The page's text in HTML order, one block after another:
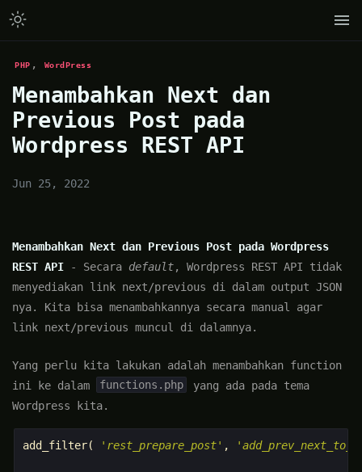
PHP , WordPress
Menambahkan Next dan
Previous Post pada
Wordpress REST API
Jun 25, 2022
Menambahkan Next dan Previous Post pada Wordpress
REST API - Secara default, Wordpress REST API tidak
menyediakan link next/previous di dalam output JSON
nya. Kita bisa menambahkannya secara manual agar
link next/previous muncul di dalamnya.
Yang perlu kita lakukan adalah menambahkan function
ini ke dalam
functions.php
yang ada pada tema
Wordpress kita.
add_filter( 'rest_prepare_post' ,